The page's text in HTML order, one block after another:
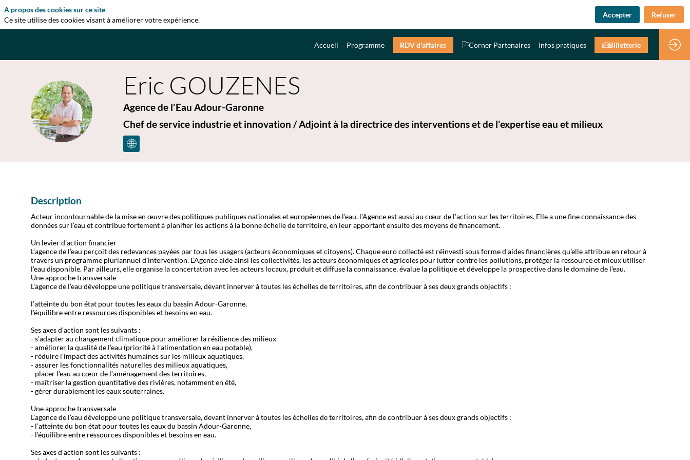
Accueil Programme RDV d'affaires Corner Partenaires Infos pratiques Billetterie
EG
Eric GOUZENES
Agence de l'Eau Adour-Garonne
Chef de service industrie et innovation / Adjoint à la directrice des interventions et de l'expertise eau et milieux
Description
Acteur incontournable de la mise en œuvre des politiques publiques nationales et européennes de l’eau, l’Agence est aussi au cœur de l’action sur les territoires. Elle a une fine connaissance des
données sur l’eau et contribue fortement à planifier les actions à la bonne échelle de territoire, en leur apportant ensuite des moyens de financement.
Un levier d’action financier
L’agence de l’eau perçoit des redevances payées par tous les usagers (acteurs économiques et citoyens). Chaque euro collecté est réinvesti sous forme d’aides financières qu’elle attribue en retour à
travers un programme pluriannuel d’intervention. L’Agence aide ainsi les collectivités, les acteurs économiques et agricoles pour lutter contre les pollutions, protéger la ressource et mieux utiliser
l’eau disponible. Par ailleurs, elle organise la concertation avec les acteurs locaux, produit et diffuse la connaissance, évalue la politique et développe la prospective dans le domaine de l’eau.
Une approche transversale
L’agence de l’eau développe une politique transversale, devant innerver à toutes les échelles de territoires, afin de contribuer à ses deux grands objectifs :
l’atteinte du bon état pour toutes les eaux du bassin Adour-Garonne,
l’équilibre entre ressources disponibles et besoins en eau.
Ses axes d’action sont les suivants :
- s’adapter au changement climatique pour améliorer la résilience des milieux
- améliorer la qualité de l’eau (priorité à l’alimentation en eau potable),
- réduire l’impact des activités humaines sur les milieux aquatiques,
- assurer les fonctionnalités naturelles des milieux aquatiques,
- placer l’eau au cœur de l’aménagement des territoires,
- maîtriser la gestion quantitative des rivières, notamment en été,
- gérer durablement les eaux souterraines.
Une approche transversale
L’agence de l’eau développe une politique transversale, devant innerver à toutes les échelles de territoires, afin de contribuer à ses deux grands objectifs :
- l’atteinte du bon état pour toutes les eaux du bassin Adour-Garonne,
- l’équilibre entre ressources disponibles et besoins en eau.
Ses axes d’action sont les suivants :
A propos des cookies sur ce site
Ce site utilise des cookies visant à améliorer votre expérience.
Accepter Refuser